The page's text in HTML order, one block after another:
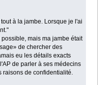
à la jambe. Lorsque je l'ai
mais ma jambe était
de chercher des
eu les détails exacts
de parler à ses médecins
raisons de confidentialité.